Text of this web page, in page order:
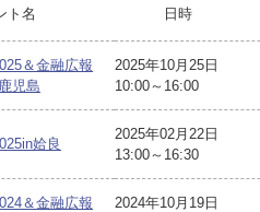
ト名 日時
＆金融広報
児島
2025年10月25日
10:00～16:00
姶良
2025年02月22日
13:00～16:30
＆金融広報
2024年10月19日